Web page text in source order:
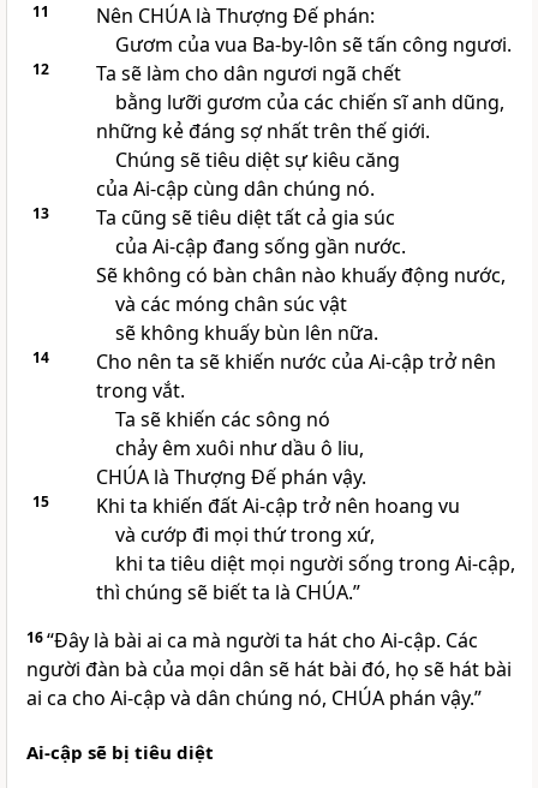
11
Nên CHÚA là Thượng Đế phán:
Gươm của vua Ba-by-lôn sẽ tấn công ngươi.
12
Ta sẽ làm cho dân ngươi ngã chết
bằng lưỡi gươm của các chiến sĩ anh dũng,
những kẻ đáng sợ nhất trên thế giới.
Chúng sẽ tiêu diệt sự kiêu căng
của Ai-cập cùng dân chúng nó.
13
Ta cũng sẽ tiêu diệt tất cả gia súc
của Ai-cập đang sống gần nước.
Sẽ không có bàn chân nào khuấy động nước,
và các móng chân súc vật
sẽ không khuấy bùn lên nữa.
14
Cho nên ta sẽ khiến nước của Ai-cập trở nên
trong vắt.
Ta sẽ khiến các sông nó
chảy êm xuôi như dầu ô liu,
CHÚA là Thượng Đế phán vậy.
15
Khi ta khiến đất Ai-cập trở nên hoang vu
và cướp đi mọi thứ trong xứ,
khi ta tiêu diệt mọi người sống trong Ai-cập,
thì chúng sẽ biết ta là CHÚA.”
16“Đây là bài ai ca mà người ta hát cho Ai-cập. Các
người đàn bà của mọi dân sẽ hát bài đó, họ sẽ hát bài
ai ca cho Ai-cập và dân chúng nó, CHÚA phán vậy.”
Ai-cập sẽ bị tiêu diệt